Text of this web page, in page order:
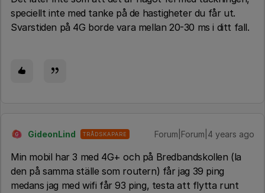
speciellt inte med tanke på de hastigheter du får ut.
Svarstiden på 4G borde vara mellan 20-30 ms i ditt fall.
G GideonLind TRÅDSKAPARE Forum|Forum|4 years ago
Min mobil har 3 med 4G+ och på Bredbandskollen (la
den på samma ställe som routern) får jag 39 ping
medans jag med wifi får 93 ping, testa att flytta runt